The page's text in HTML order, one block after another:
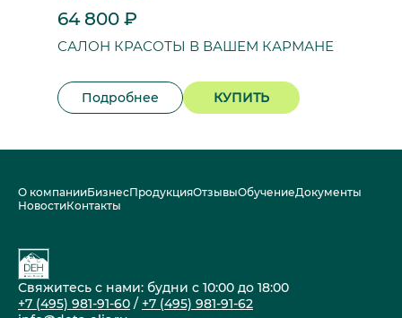
64 800 ₽
САЛОН КРАСОТЫ В ВАШЕМ КАРМАНЕ
Подробнее КУПИТЬ
О компанииБизнесПродукцияОтзывыОбучениеДокументы
НовостиКонтакты
Свяжитесь с нами: будни с 10:00 до 18:00
+7 (495) 981-91-60 / +7 (495) 981-91-62